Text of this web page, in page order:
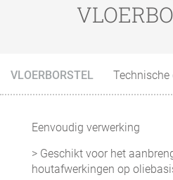
VLOERBORSTEL Technische
Eenvoudig verwerking
> Geschikt voor het
houtafwerkingen op